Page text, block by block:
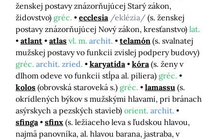
ženskej postavy znázorňujúcej Starý zákon,
židovstvo) gréc. ecclesia /eklézia/ (s. ženskej
postavy znázorňujúcej Nový zákon, kresťanstvo) lat.
atlant
atlas vl. m. archit. telamón (s. svalnatej
mužskej postavy vo funkcii zvislej podpery budovy)
gréc. archit. zried. karyatída kóra (s. ženy v
dlhom odeve vo funkcii stĺpa al. piliera) gréc.
kolos (obrovská staroveká s.) gréc. lamassu (s.
okrídlených býkov s mužskými hlavami, pri bránach
asýrskych a pezských stavieb) orient. archit.
sfinga
sfinx (s. ležiaceho leva s ľudskou hlavou,
najmä panovníka, al. hlavou barana, jastraba, v